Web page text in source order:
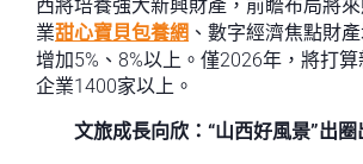
西將培養強大新興財產，前瞻布局將
業甜心寶貝包養網 、數字經濟焦點財
增加5%、8%以上。僅2026年，將打
企業1400家以上。
文旅成長向欣：“山西好風景”出圈